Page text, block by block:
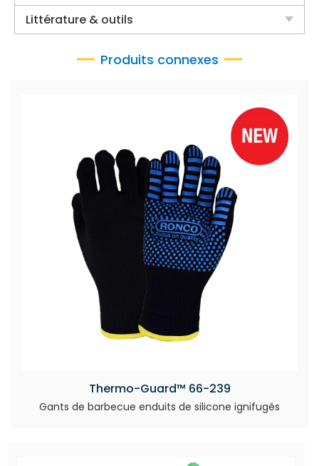
Littérature & outils
Produits connexes
Thermo-Guard™ 66-239
Gants de barbecue enduits de silicone ignifugés